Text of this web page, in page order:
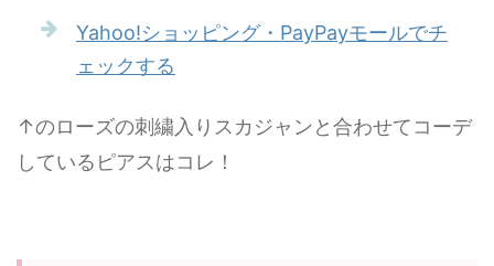
Yahoo!ショッピング・PayPayモールでチ
ェックする
↑のローズの刺繍入りスカジャンと合わせてコーデ
しているピアスはコレ！